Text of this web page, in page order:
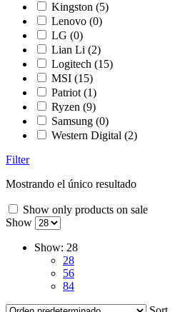
Kingston (5)
Lenovo (0)
LG (0)
Lian Li (2)
Logitech (15)
MSI (15)
Patriot (1)
Ryzen (9)
Samsung (0)
Western Digital (2)
Filter
Mostrando el único resultado
Show only products on sale
Show
Show: 28
28
56
84